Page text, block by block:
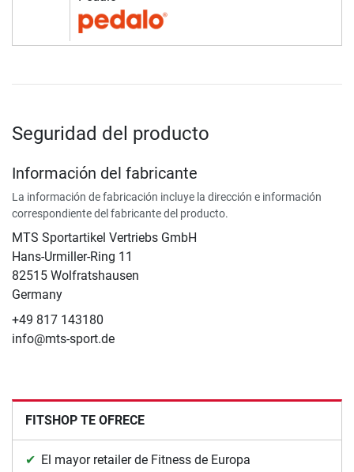
Seguridad del producto
Información del fabricante
La información de fabricación incluye la dirección e información
correspondiente del fabricante del producto.
MTS Sportartikel Vertriebs GmbH
Hans-Urmiller-Ring 11
82515 Wolfratshausen
Germany
+49 817 143180
info@mts-sport.de
FITSHOP TE OFRECE
El mayor retailer de Fitness de Europa